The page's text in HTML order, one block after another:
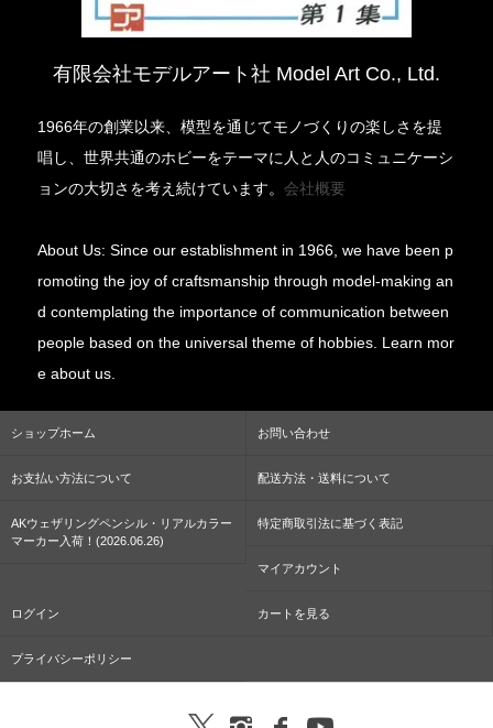
有限会社モデルアート社 Model Art Co., Ltd.
1966年の創業以来、模型を通じてモノづくりの楽しさを提
唱し、世界共通のホビーをテーマに人と人のコミュニケーシ
ョンの大切さを考え続けています。会社概要
About Us: Since our establishment in 1966, we have been p
romoting the joy of craftsmanship through model-making an
d contemplating the importance of communication between
people based on the universal theme of hobbies. Learn mor
e about us.
ショップホーム お問い合わせ
お支払い方法について 配送方法・送料について
AKウェザリングペンシル・リアルカラー
マーカー入荷！(2026.06.26)
特定商取引法に基づく表記
マイアカウント
ログイン カートを見る
プライバシーポリシー